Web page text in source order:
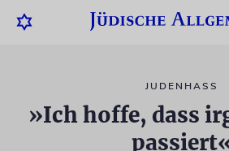
JUDENHASS
»Ich hoffe, dass